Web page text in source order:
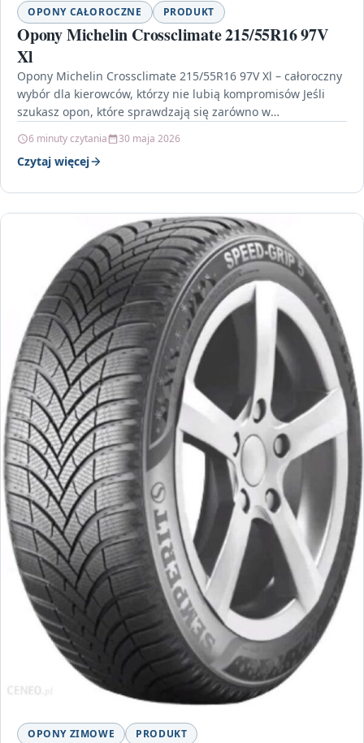
OPONY CAŁOROCZNE PRODUKT
Opony Michelin Crossclimate 215/55R16 97V
Xl
Opony Michelin Crossclimate 215/55R16 97V Xl – całoroczny
wybór dla kierowców, którzy nie lubią kompromisów Jeśli
szukasz opon, które sprawdzają się zarówno w
6 minuty czytania 30 maja 2026
Czytaj więcej
OPONY ZIMOWE PRODUKT